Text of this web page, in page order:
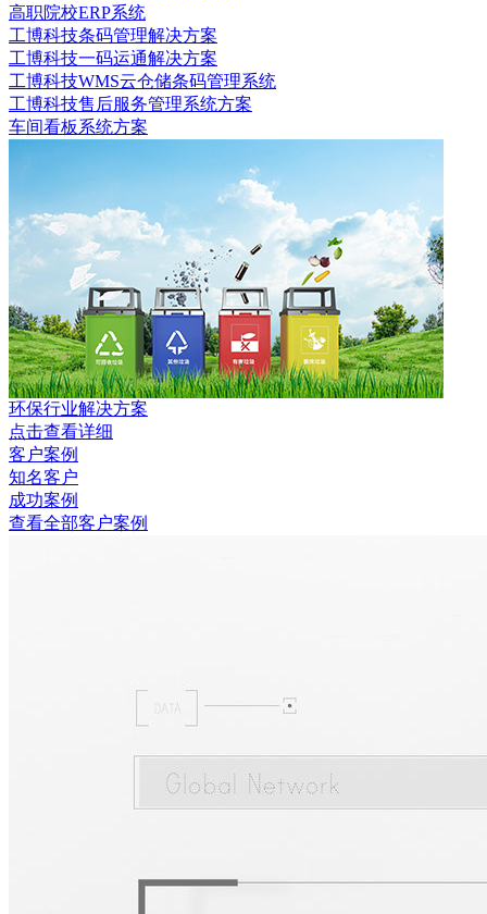
高职院校ERP系统
工博科技条码管理解决方案
工博科技一码运通解决方案
工博科技WMS云仓储条码管理系统
工博科技售后服务管理系统方案
车间看板系统方案
环保行业解决方案
点击查看详细
客户案例
知名客户
成功案例
查看全部客户案例